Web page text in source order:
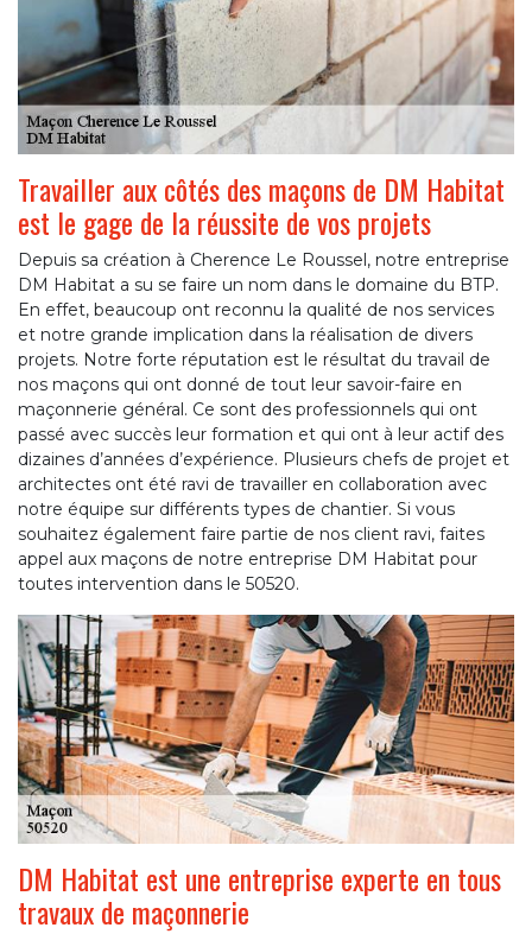
Travailler aux côtés des maçons de DM Habitat
est le gage de la réussite de vos projets
Depuis sa création à Cherence Le Roussel, notre entreprise
DM Habitat a su se faire un nom dans le domaine du BTP.
En effet, beaucoup ont reconnu la qualité de nos services
et notre grande implication dans la réalisation de divers
projets. Notre forte réputation est le résultat du travail de
nos maçons qui ont donné de tout leur savoir-faire en
maçonnerie général. Ce sont des professionnels qui ont
passé avec succès leur formation et qui ont à leur actif des
dizaines d’années d’expérience. Plusieurs chefs de projet et
architectes ont été ravi de travailler en collaboration avec
notre équipe sur différents types de chantier. Si vous
souhaitez également faire partie de nos client ravi, faites
appel aux maçons de notre entreprise DM Habitat pour
toutes intervention dans le 50520.
DM Habitat est une entreprise experte en tous
travaux de maçonnerie